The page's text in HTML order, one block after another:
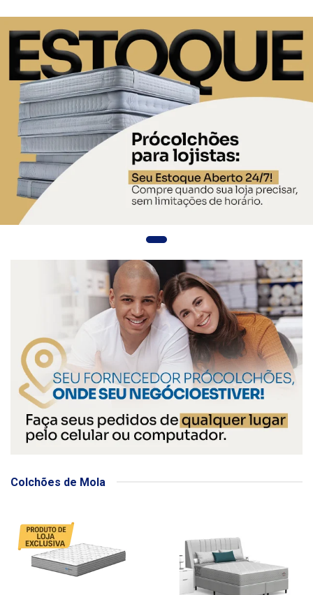
Colchões de Mola